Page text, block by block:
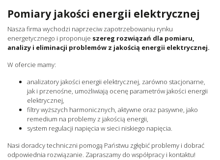
Pomiary jakości energii elektrycznej
Nasza firma wychodzi naprzeciw zapotrzebowaniu rynku
energetycznego i proponuje szereg rozwiązań dla pomiaru,
analizy i eliminacji problemów z jakością energii elektrycznej.
W ofercie mamy:
analizatory jakości energii elektrycznej, zarówno stacjonarne,
jak i przenośne, umożliwiają ocenę parametrów jakości energii
elektrycznej,
filtry wyższych harmonicznych, aktywne oraz pasywne, jako
remedium na problemy z jakością energii,
system regulacji napięcia w sieci niskiego napięcia.
Nasi doradcy techniczni pomogą Państwu zgłębić problemy i dobrać
odpowiednia rozwiązanie. Zapraszamy do współpracy i kontaktu!